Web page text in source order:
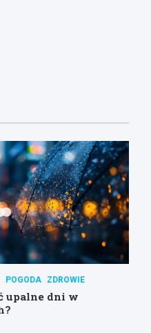
POGODA ZDROWIE
upalne dni w